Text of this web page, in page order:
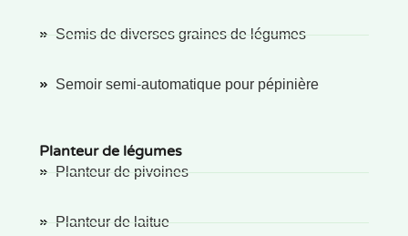
Semis de diverses graines de légumes
Semoir semi-automatique pour pépinière
Planteur de légumes
Planteur de pivoines
Planteur de laitue